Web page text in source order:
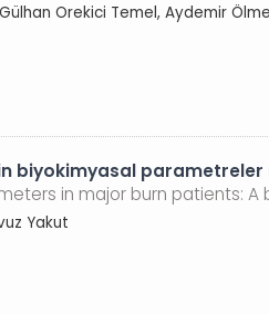
Orekici Temel, Aydemir
biyokimyasal parametreler
in major burn patients: A
Yakut